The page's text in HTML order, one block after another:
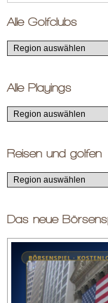
Alle Golfclubs
Alle Playings
Reisen und golfen
Das neue